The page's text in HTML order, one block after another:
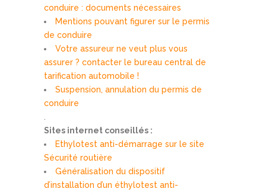
conduire : documents nécessaires
Mentions pouvant figurer sur le permis
de conduire
Votre assureur ne veut plus vous
assurer ? contacter le bureau central de
tarification automobile !
Suspension, annulation du permis de
conduire
.
Sites internet conseillés :
Ethylotest anti-démarrage sur le site
Sécurité routière
Généralisation du dispositif
d’installation d’un éthylotest anti-